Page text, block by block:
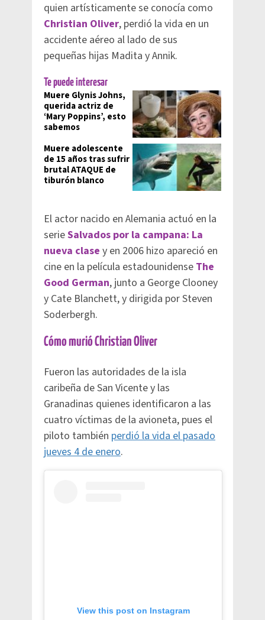
quien artísticamente se conocía como
Christian Oliver, perdió la vida en un
accidente aéreo al lado de sus
pequeñas hijas Madita y Annik.
Te puede interesar
Muere Glynis Johns,
querida actriz de
‘Mary Poppins’, esto
sabemos
Muere adolescente
de 15 años tras sufrir
brutal ATAQUE de
tiburón blanco
El actor nacido en Alemania actuó en la
serieSalvados por la campana: La
nueva clase y en 2006 hizo apareció en
cine en la película estadounidense The
Good German, junto a George Clooney
y Cate Blanchett, y dirigida por Steven
Soderbergh.
Cómo murió Christian Oliver
Fueron las autoridades de la isla
caribeña de San Vicente y las
Granadinas quienes identificaron a las
cuatro víctimas de la avioneta, pues el
piloto también perdió la vida el pasado
jueves 4 de enero.
View this post on Instagram